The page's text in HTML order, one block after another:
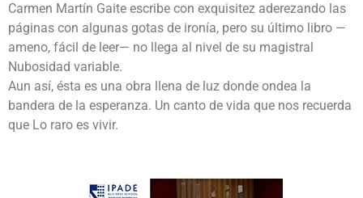
Carmen Martín Gaite escribe con exquisitez aderezando las
páginas con algunas gotas de ironía, pero su último libro —
ameno, fácil de leer— no llega al nivel de su magistral
Nubosidad variable.
Aun así, ésta es una obra llena de luz donde ondea la
bandera de la esperanza. Un canto de vida que nos recuerda
que Lo raro es vivir.